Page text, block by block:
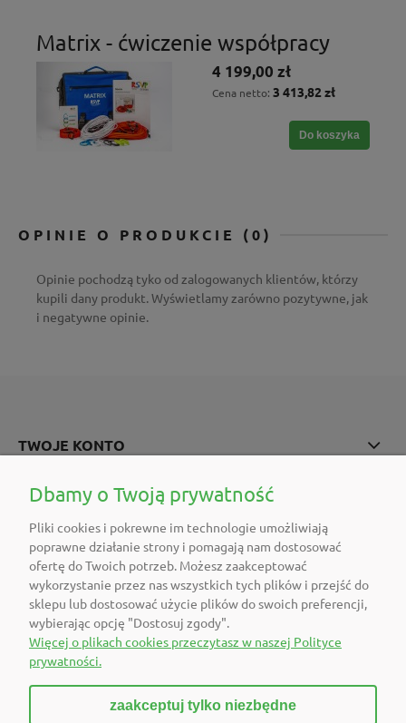
Matrix - ćwiczenie współpracy
4 199,00 zł
Cena netto: 3 413,82 zł
Do koszyka
OPINIE O PRODUKCIE (0)
Opinie pochodzą tyko od zalogowanych klientów, którzy
kupili dany produkt. Wyświetlamy zarówno pozytywne, jak
i negatywne opinie.
TWOJE KONTO
POMOC
O FIRMIE
POLECAMY
DOŁĄCZ DO NAS
Dbamy o Twoją prywatność
Pliki cookies i pokrewne im technologie umożliwiają
poprawne działanie strony i pomagają nam dostosować
ofertę do Twoich potrzeb. Możesz zaakceptować
wykorzystanie przez nas wszystkich tych plików i przejść do
sklepu lub dostosować użycie plików do swoich preferencji,
wybierając opcję "Dostosuj zgody".
Więcej o plikach cookies przeczytasz w naszej Polityce
prywatności.
zaakceptuj tylko niezbędne